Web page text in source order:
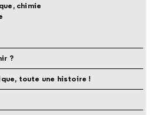
chimie
?
toute une histoire !